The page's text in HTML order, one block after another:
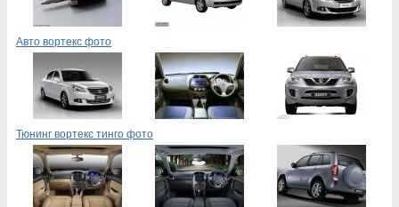
Авто вортекс фото
Тюнинг вортекс тинго фото